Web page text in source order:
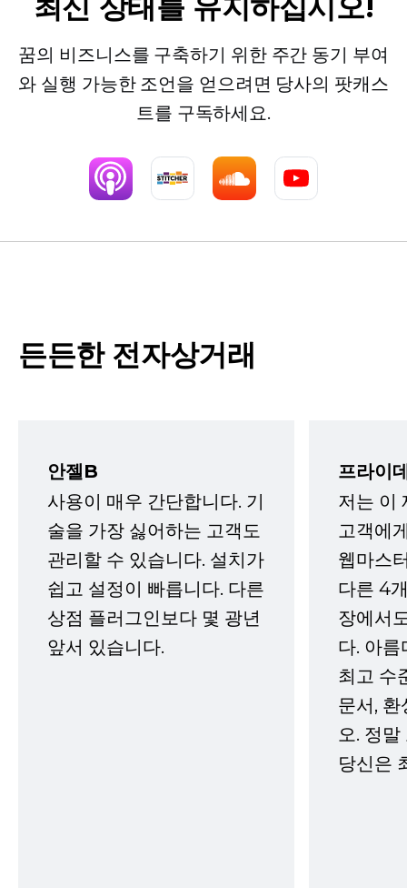
최신 상태를 유지하십시오!
꿈의 비즈니스를 구축하기 위한 주간 동기 부여
와 실행 가능한 조언을 얻으려면 당사의 팟캐스
트를 구독하세요.
든든한 전자상거래
안젤B
사용이 매우 간단합니다. 기
술을 가장 싫어하는 고객도
관리할 수 있습니다. 설치가
쉽고 설정이 빠릅니다. 다른
상점 플러그인보다 몇 광년
앞서 있습니다.
프라이
저는 이
고객에
웹마스
다른 4
장에서
다. 아름
최고 수
문서,
오. 정
당신은